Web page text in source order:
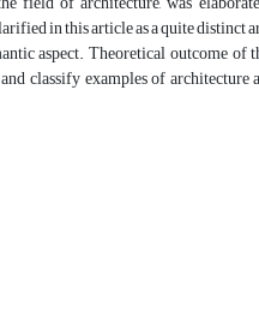
in this article as a quite distinct
aspect. Theoretical outcome
classify examples of architecture